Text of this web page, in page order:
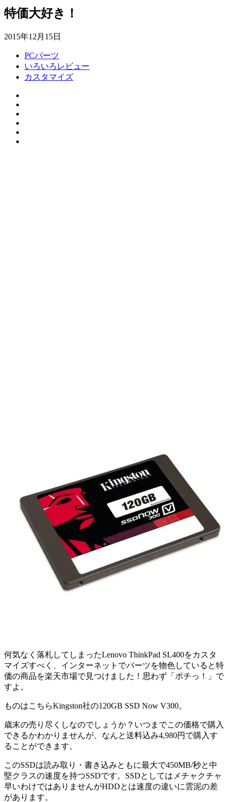
特価大好き！
2015年12月15日
PCパーツ
いろいろレビュー
カスタマイズ
何気なく落札してしまったLenovo ThinkPad SL400をカスタ
マイズすべく、インターネットでパーツを物色していると特
価の商品を楽天市場で見つけました！思わず「ポチっ！」で
すよ。
ものはこちらKingston社の120GB SSD Now V300。
歳末の売り尽くしなのでしょうか？いつまでこの価格で購入
できるかわかりませんが、なんと送料込み4,980円で購入す
ることができます。
このSSDは読み取り・書き込みともに最大で450MB/秒と中
堅クラスの速度を持つSSDです。SSDとしてはメチャクチャ
早いわけではありませんがHDDとは速度の違いに雲泥の差
があります。